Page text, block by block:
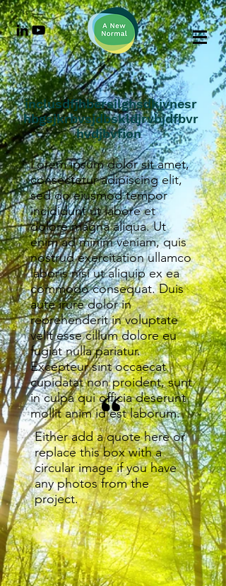
inclusdfjhbersilghsdkjvnesr
hbgsjkrbvsjdbskldjrvbjdfbvr
hvdjbvfion
Either add a quote here or
replace this box with a
circular image if you have
any photos from the
project.
Lorem ipsum dolor sit amet,
consectetur adipiscing elit,
sed do eiusmod tempor
incididunt ut labore et
dolore magna aliqua. Ut
enim ad minim veniam, quis
nostrud exercitation ullamco
laboris nisi ut aliquip ex ea
commodo consequat. Duis
aute irure dolor in
reprehenderit in voluptate
velit esse cillum dolore eu
fugiat nulla pariatur.
Excepteur sint occaecat
cupidatat non proident, sunt
in culpa qui officia deserunt
mollit anim id est laborum.